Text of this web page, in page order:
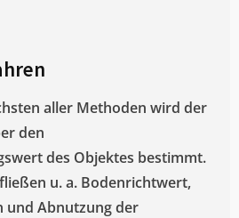
aller Methoden wird der
den
des Objektes bestimmt.
u. a. Bodenrichtwert,
und Abnutzung der